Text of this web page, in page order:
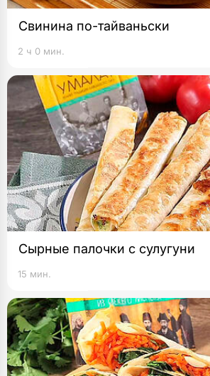
Свинина по-тайваньски
2 ч 0 мин.
Сырные палочки с сулугуни
15 мин.